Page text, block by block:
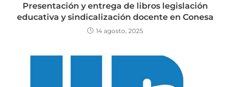
Presentación y entrega de libros legislación
educativa y sindicalización docente en Conesa
14 agosto, 2025